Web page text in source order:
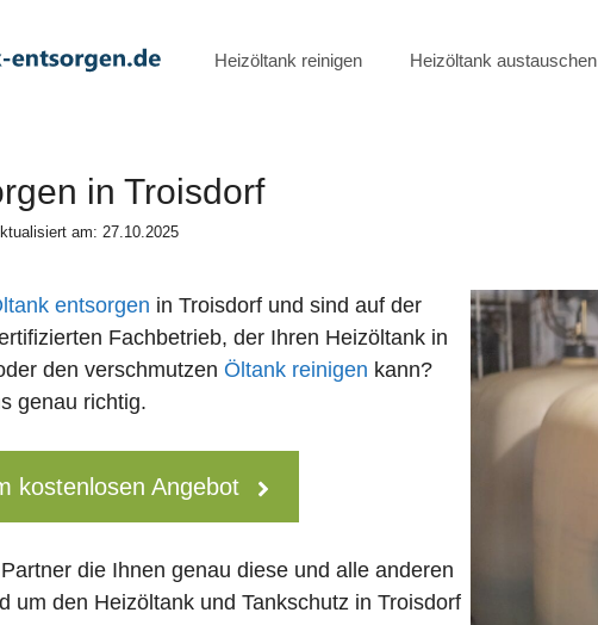
Heizöltank reinigen Heizöltank austauschen
in Troisdorf
am: 27.10.2025
entsorgen in Troisdorf und sind auf der
Fachbetrieb, der Ihren Heizöltank in
den verschmutzen Öltank reinigen kann?
genau richtig.
kostenlosen Angebot
die Ihnen genau diese und alle anderen
um den Heizöltank und Tankschutz in Troisdorf